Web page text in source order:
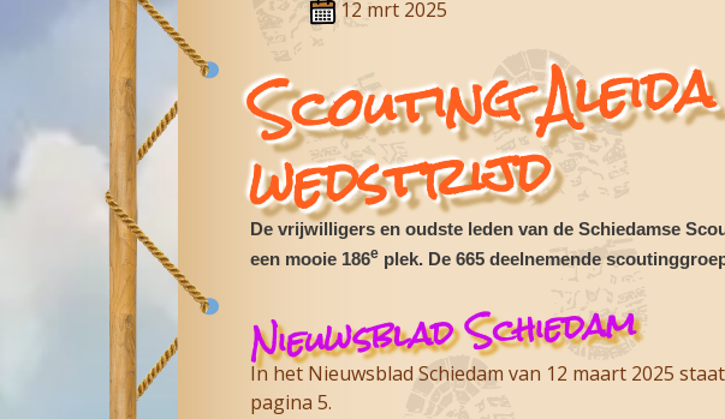
12 mrt 2025
rt op
rijd
De vrijwilligers en oudste leden van de Schiedamse
een mooie 186e plek. De 665 deelnemende
Nieuwsblad Schiedam
In het Nieuwsblad Schiedam van 12 maart 2025
pagina 5.